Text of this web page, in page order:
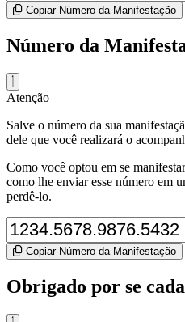
Copiar Número da Manifestação
Número da
Atenção
Salve o número da sua
dele que você realizará o
Como você optou em se
como lhe enviar esse número em
perdê-lo.
Copiar Número da Manifestação
Obrigado por se